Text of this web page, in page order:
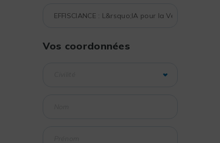
Vos coordonnées